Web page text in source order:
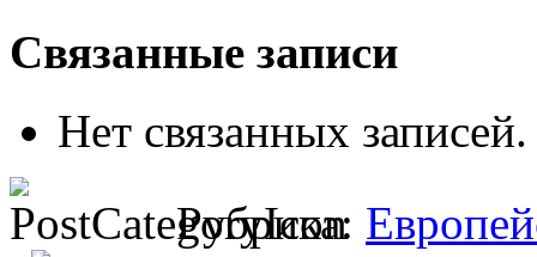
Связанные записи
Нет связанных записей.
Рубрика: